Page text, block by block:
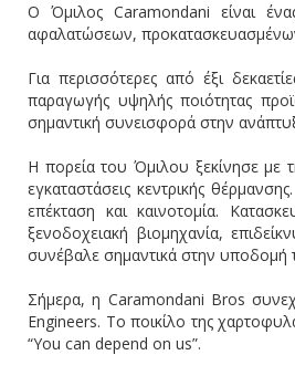
Ο Όμιλος Caramondani είναι
αφαλατώσεων,
Για περισσότερες από έξι
παραγωγής υψηλής ποιότητας
σημαντική συνεισφορά στην
Η πορεία του Όμιλου ξεκίνησε με
εγκαταστάσεις κεντρικής
επέκταση και καινοτομία.
ξενοδοχειακή βιομηχανία,
συνέβαλε σημαντικά στην υποδομή
Σήμερα, η Caramondani Bros
Engineers. Το ποικίλο της
“You can depend on us”.